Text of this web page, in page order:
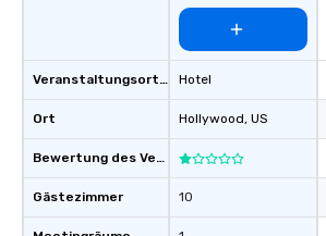
Veranstaltungsortstyp
Ort
Bewertung des Veranstaltungsortes
Gästezimmer
Hotel
Hollywood, US
10